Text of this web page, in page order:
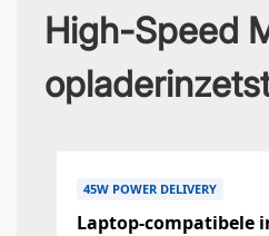
High-Speed
45W POWER DELIVERY
Laptop-compatibele